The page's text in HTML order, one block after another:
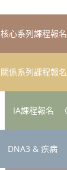
核心系列課程報名
關係系列課程報名
IA課程報名
DNA3 & 疾病